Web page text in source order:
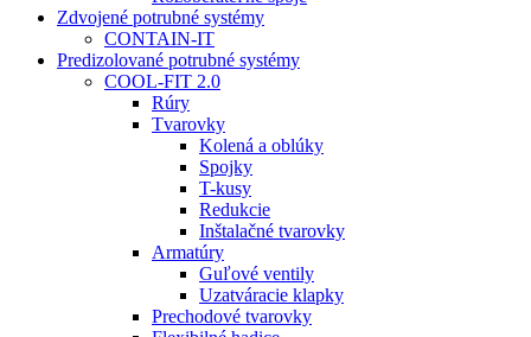
Zdvojené potrubné systémy
CONTAIN-IT
Predizolované potrubné systémy
COOL-FIT 2.0
Rúry
Tvarovky
Kolená a oblúky
Spojky
T-kusy
Redukcie
Inštalačné tvarovky
Armatúry
Guľové ventily
Uzatváracie klapky
Prechodové tvarovky